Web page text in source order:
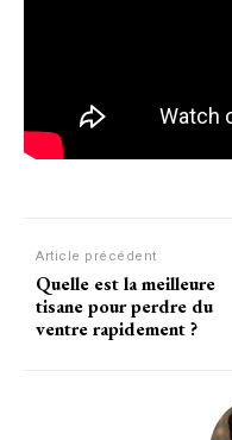
Article précédent
Quelle est la meilleure
tisane pour perdre du
ventre rapidement ?